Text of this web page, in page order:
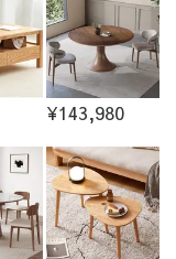
¥143,980